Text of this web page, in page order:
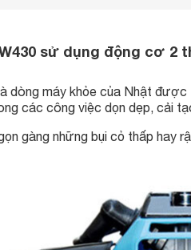
sử dụng động cơ 2
dòng máy khỏe của Nhật
các công việc dọn dẹp, cải
gàng những bụi cỏ thấp hay